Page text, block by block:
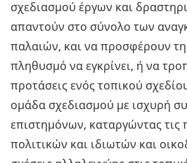
σχεδιασμού έργων και
απαντούν στο σύνολο των
παλαιών, και να προσφέρουν
πληθυσμό να εγκρίνει, ή να
προτάσεις ενός τοπικού
ομάδα σχεδιασμού με ισχυρή
επιστημόνων, καταργώντας τις
πολιτικών και ιδιωτών και